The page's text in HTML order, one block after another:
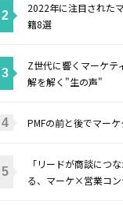
2022年に注目された
籍8選
Z世代に響くマーケテ
解を解く"生の声"
PMFの前と後でマー
「リードが商談につ
る、マーケ×営業コ